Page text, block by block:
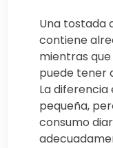
Una tostada
contiene
mientras
puede tener
La
pequeña,
consumo